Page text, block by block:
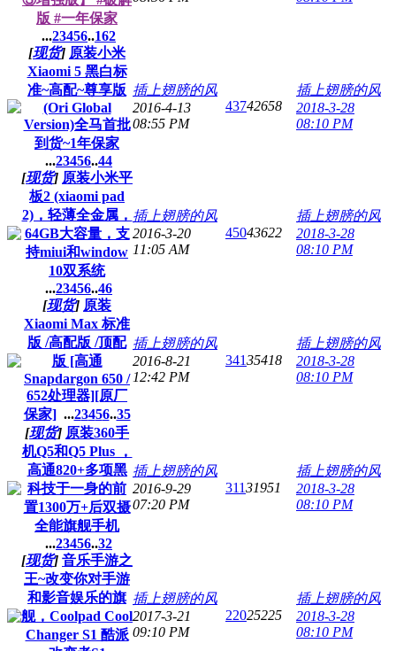
版 #一年保家
...23456..162
[现货] 原装小米
Xiaomi 5 黑白标
准~高配~尊享版
(Ori Global
Version)全马首批
到货~1年保家
...23456..44
插上翅膀的风
2016-4-13
08:55 PM
43742658
插上翅膀的风
2018-3-28
08:10 PM
[现货] 原装小米平
板2 (xiaomi pad
2)，轻薄全金属，
64GB大容量，支
持miui和window
10双系统
...23456..46
插上翅膀的风
2016-3-20
11:05 AM
45043622
插上翅膀的风
2018-3-28
08:10 PM
[现货] 原装
Xiaomi Max 标准
版 /高配版 /顶配
版 [高通
Snapdargon 650 /
652处理器][原厂
保家] ...23456..35
插上翅膀的风
2016-8-21
12:42 PM
34135418
插上翅膀的风
2018-3-28
08:10 PM
[现货] 原装360手
机Q5和Q5 Plus ，
高通820+多项黑
科技于一身的前
置1300万+后双摄
全能旗舰手机
...23456..32
插上翅膀的风
2016-9-29
07:20 PM
31131951
插上翅膀的风
2018-3-28
08:10 PM
[现货] 音乐手游之
王~改变你对手游
和影音娱乐的旗
舰，Coolpad Cool
Changer S1 酷派
插上翅膀的风
2017-3-21
09:10 PM
22025225
插上翅膀的风
2018-3-28
08:10 PM